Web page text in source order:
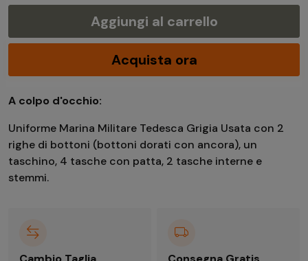
Aggiungi al carrello
Acquista ora
A colpo d'occhio:
Uniforme Marina Militare Tedesca Grigia Usata con 2
righe di bottoni (bottoni dorati con ancora), un
taschino, 4 tasche con patta, 2 tasche interne e
stemmi.